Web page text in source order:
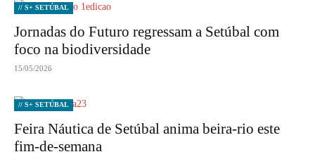
// S+ SETÚBAL
Jornadas do Futuro regressam a Setúbal com
foco na biodiversidade
15/05/2026
// S+ SETÚBAL
Feira Náutica de Setúbal anima beira-rio este
fim-de-semana